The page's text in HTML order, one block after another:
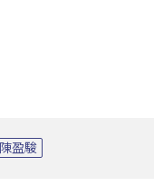
陳盈駿